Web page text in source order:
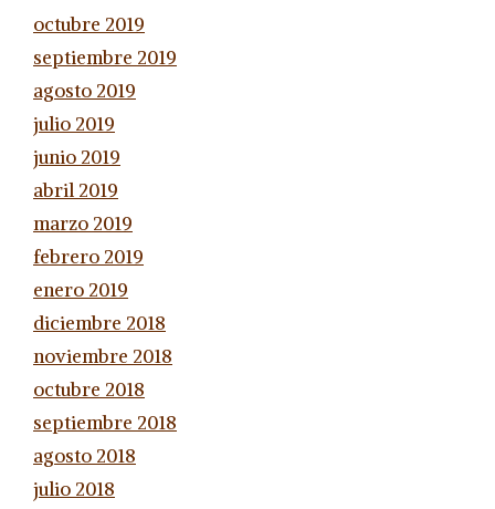
octubre 2019
septiembre 2019
agosto 2019
julio 2019
junio 2019
abril 2019
marzo 2019
febrero 2019
enero 2019
diciembre 2018
noviembre 2018
octubre 2018
septiembre 2018
agosto 2018
julio 2018